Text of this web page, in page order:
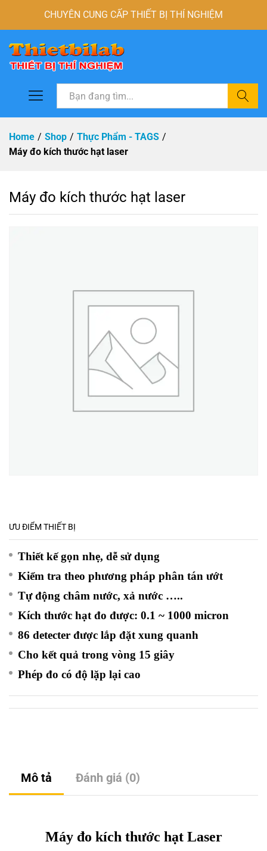
CHUYÊN CUNG CẤP THIẾT BỊ THÍ NGHIỆM
Tìm
Home / Shop / Thực Phẩm - TAGS /
Máy đo kích thước hạt laser
Máy đo kích thước hạt laser
ƯU ĐIỂM THIẾT BỊ
Thiết kế gọn nhẹ, dễ sử dụng
Kiểm tra theo phương pháp phân tán ướt
Tự động châm nước, xả nước …..
Kích thước hạt đo được: 0.1 ~ 1000 micron
86 detecter được lắp đặt xung quanh
Cho kết quả trong vòng 15 giây
Phép đo có độ lặp lại cao
Mô tả Đánh giá (0)
Máy đo kích thước hạt Laser